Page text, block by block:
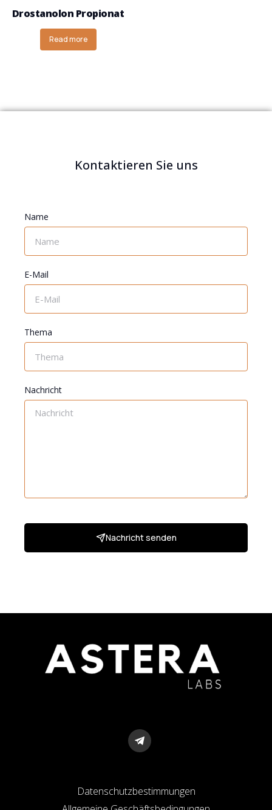
Drostanolon Propionat
Read more
Kontaktieren Sie uns
Name
E-Mail
Thema
Nachricht
Nachricht senden
Datenschutzbestimmungen